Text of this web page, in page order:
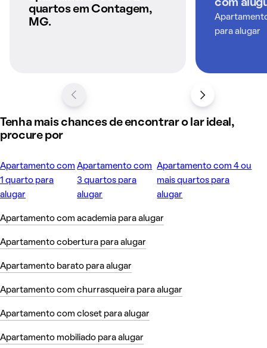
quartos em Contagem,
MG.
com
para alugar
Tenha mais chances de encontrar o lar ideal,
procure por
Apartamento com
1 quarto para
alugar
Apartamento com
3 quartos para
alugar
Apartamento com 4 ou
mais quartos para
alugar
Apartamento com academia para alugar
Apartamento cobertura para alugar
Apartamento barato para alugar
Apartamento com churrasqueira para alugar
Apartamento com closet para alugar
Apartamento mobiliado para alugar